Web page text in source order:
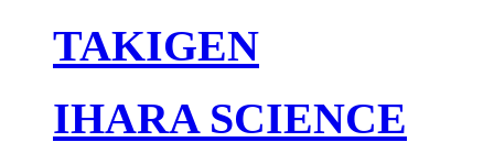
TAKIGEN
IHARA SCIENCE